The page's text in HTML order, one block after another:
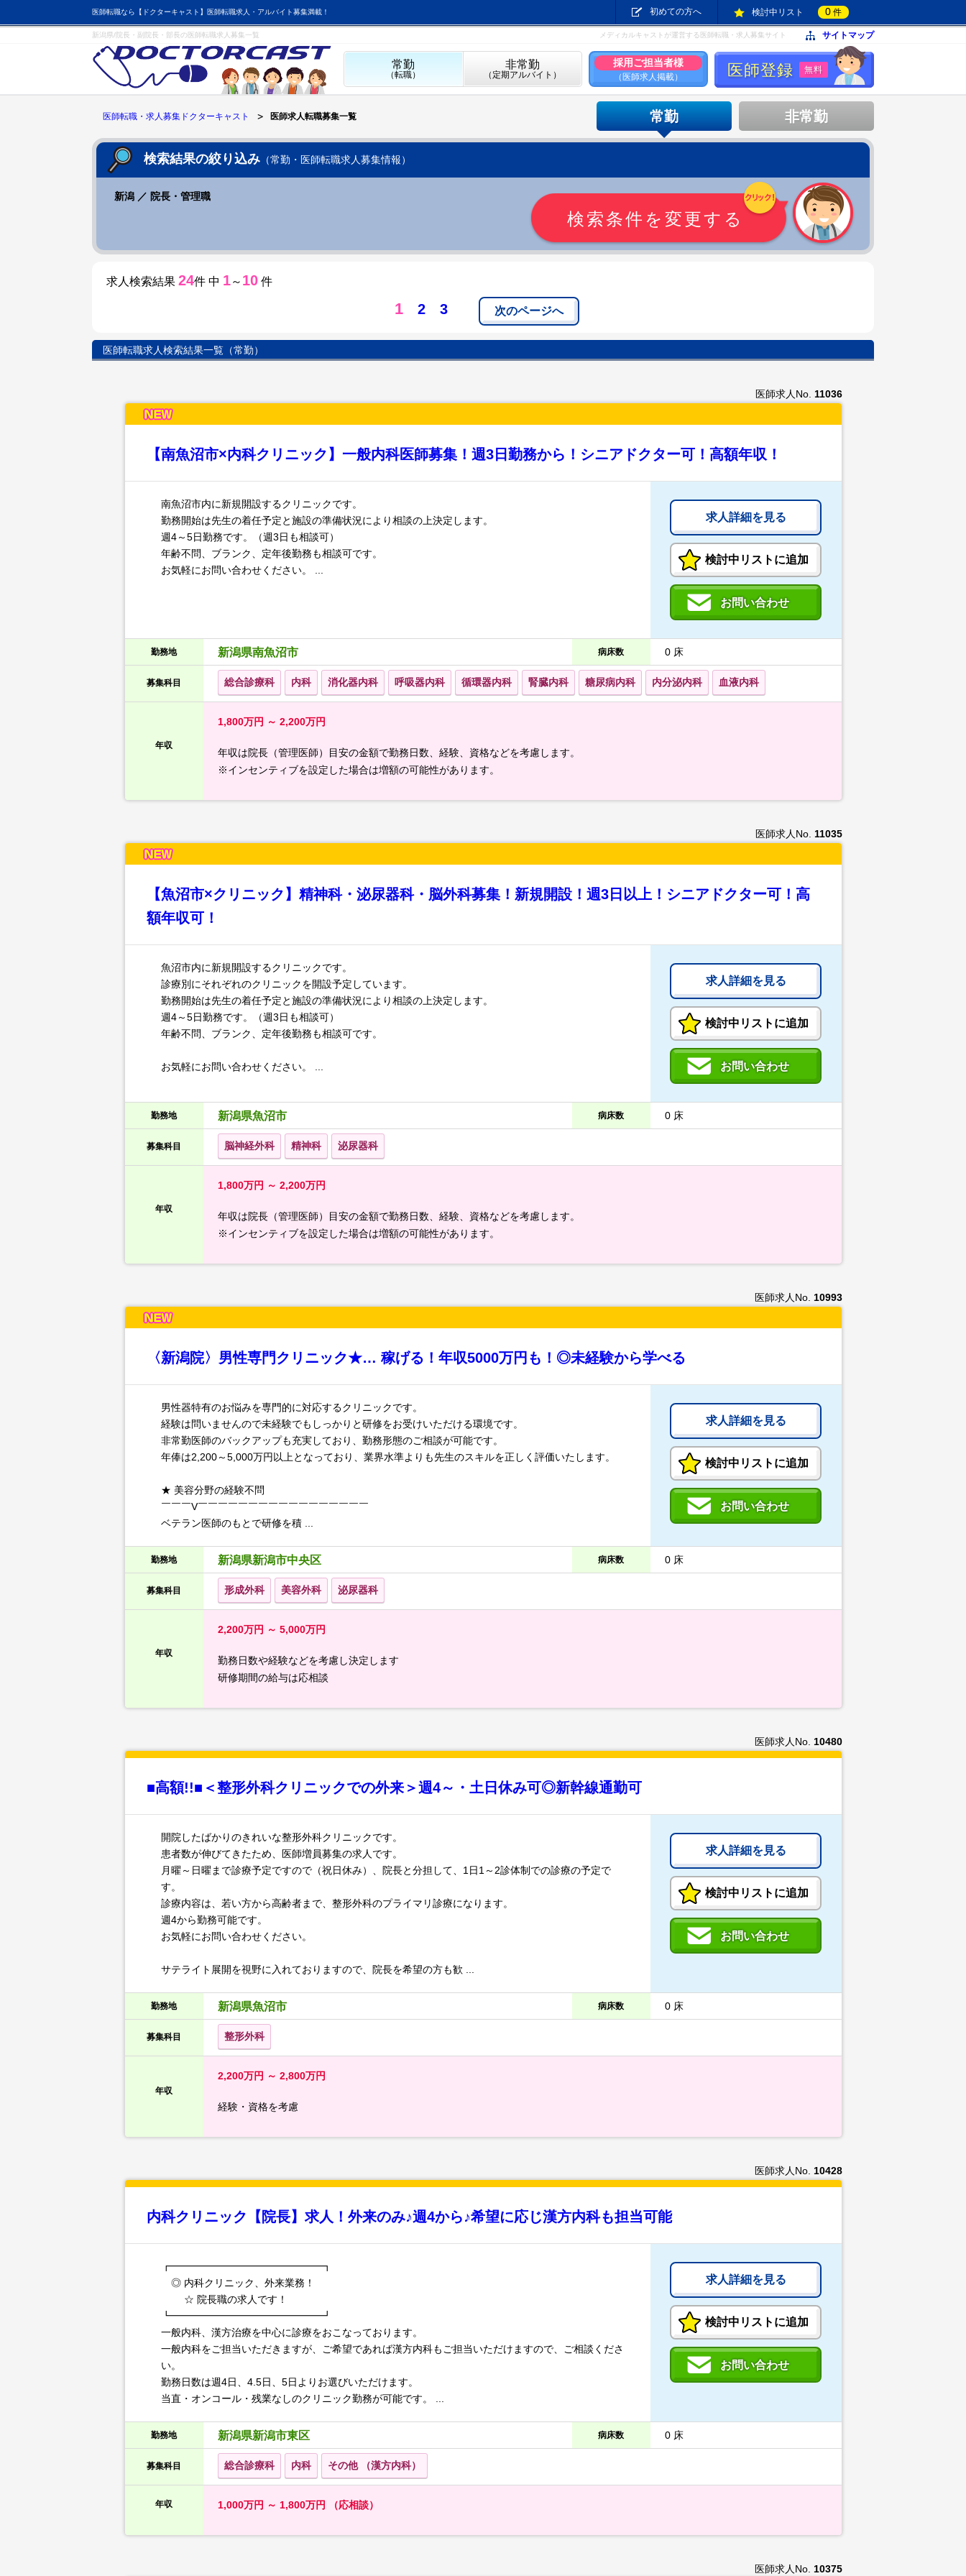
医師転職なら【ドクターキャスト】医師転職求人・アルバイト募集満載！ 初めての方へ 検討中リスト 0 件
新潟県/院長・副院長・部長の医師転職求人募集一覧 メディカルキャストが運営する医師転職・求人募集サイト サイトマップ
常勤
（転職）
非常勤
（定期アルバイト）
採用ご担当者様
（医師求人掲載） 医師登録 無料
医師転職・求人募集ドクターキャスト 医師求人転職募集一覧 常勤 非常勤
検索結果の絞り込み （常勤・医師転職求人募集情報）
新潟 ／ 院長・管理職
検索条件を変更する
求人検索結果 24件 中 1～ 10 件
1 2 3 次のページへ
医師転職求人検索結果一覧（常勤）
医師求人No. 11036
【南魚沼市×内科クリニック】一般内科医師募集！週3日勤務から！シニアドクター可！高額年収！
南魚沼市内に新規開設するクリニックです。
勤務開始は先生の着任予定と施設の準備状況により相談の上決定します。
週4～5日勤務です。（週3日も相談可）
年齢不問、ブランク、定年後勤務も相談可です。
お気軽にお問い合わせください。 ...
求人詳細を見る
検討中リストに追加
お問い合わせ
勤務地 新潟県南魚沼市 病床数 0 床
募集科目 総合診療科 内科 消化器内科 呼吸器内科 循環器内科 腎臓内科 糖尿病内科 内分泌内科 血液内科
年収
1,800万円 ～ 2,200万円
年収は院長（管理医師）目安の金額で勤務日数、経験、資格などを考慮します。
※インセンティブを設定した場合は増額の可能性があります。
医師求人No. 11035
【魚沼市×クリニック】精神科・泌尿器科・脳外科募集！新規開設！週3日以上！シニアドクター可！高
額年収可！
魚沼市内に新規開設するクリニックです。
診療別にそれぞれのクリニックを開設予定しています。
勤務開始は先生の着任予定と施設の準備状況により相談の上決定します。
週4～5日勤務です。（週3日も相談可）
年齢不問、ブランク、定年後勤務も相談可です。
お気軽にお問い合わせください。 ...
求人詳細を見る
検討中リストに追加
お問い合わせ
勤務地 新潟県魚沼市 病床数 0 床
募集科目 脳神経外科 精神科 泌尿器科
年収
1,800万円 ～ 2,200万円
年収は院長（管理医師）目安の金額で勤務日数、経験、資格などを考慮します。
※インセンティブを設定した場合は増額の可能性があります。
医師求人No. 10993
〈新潟院〉男性専門クリニック★… 稼げる！年収5000万円も！◎未経験から学べる
男性器特有のお悩みを専門的に対応するクリニックです。
経験は問いませんので未経験でもしっかりと研修をお受けいただける環境です。
非常勤医師のバックアップも充実しており、勤務形態のご相談が可能です。
年俸は2,200～5,000万円以上となっており、業界水準よりも先生のスキルを正しく評価いたします。
★ 美容分野の経験不問
￣￣￣V￣￣￣￣￣￣￣￣￣￣￣￣￣￣￣￣￣
ベテラン医師のもとで研修を積 ...
求人詳細を見る
検討中リストに追加
お問い合わせ
勤務地 新潟県新潟市中央区 病床数 0 床
募集科目 形成外科 美容外科 泌尿器科
年収
2,200万円 ～ 5,000万円
勤務日数や経験などを考慮し決定します
研修期間の給与は応相談
医師求人No. 10480
■高額!!■＜整形外科クリニックでの外来＞週4～・土日休み可◎新幹線通勤可
開院したばかりのきれいな整形外科クリニックです。
患者数が伸びてきたため、医師増員募集の求人です。
月曜～日曜まで診療予定ですので（祝日休み）、院長と分担して、1日1～2診体制での診療の予定で
す。
診療内容は、若い方から高齢者まで、整形外科のプライマリ診療になります。
週4から勤務可能です。
お気軽にお問い合わせください。
サテライト展開を視野に入れておりますので、院長を希望の方も歓 ...
求人詳細を見る
検討中リストに追加
お問い合わせ
勤務地 新潟県魚沼市 病床数 0 床
募集科目 整形外科
年収
2,200万円 ～ 2,800万円
経験・資格を考慮
医師求人No. 10428
内科クリニック【院長】求人！外来のみ♪週4から♪希望に応じ漢方内科も担当可能
┏━━━━━━━━━━━━━━━┓
◎ 内科クリニック、外来業務！
☆ 院長職の求人です！
┗━━━━━━━━━━━━━━━┛
一般内科、漢方治療を中心に診療をおこなっております。
一般内科をご担当いただきますが、ご希望であれば漢方内科もご担当いただけますので、ご相談くださ
い。
勤務日数は週4日、4.5日、5日よりお選びいただけます。
当直・オンコール・残業なしのクリニック勤務が可能です。 ...
求人詳細を見る
検討中リストに追加
お問い合わせ
勤務地 新潟県新潟市東区 病床数 0 床
募集科目 総合診療科 内科 その他 （漢方内科）
年収 1,000万円 ～ 1,800万円 （応相談）
医師求人No. 10375